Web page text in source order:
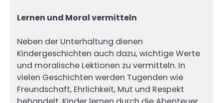
Lernen und Moral vermitteln
Neben der Unterhaltung dienen
Kindergeschichten auch dazu, wichtige Werte
und moralische Lektionen zu vermitteln. In
vielen Geschichten werden Tugenden wie
Freundschaft, Ehrlichkeit, Mut und Respekt